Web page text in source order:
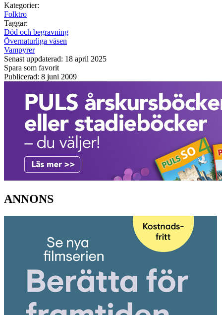
Kategorier:
Folktro
Taggar:
Död och begravning
Övernaturliga väsen
Vampyrer
Senast uppdaterad: 18 april 2025
Spara som favorit
Publicerad: 8 juni 2009
ANNONS